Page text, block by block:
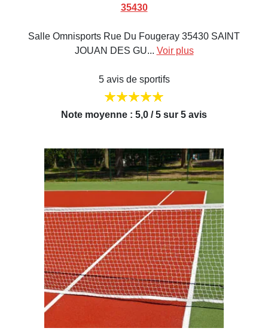
35430
Salle Omnisports Rue Du Fougeray 35430 SAINT
JOUAN DES GU... Voir plus
5 avis de sportifs
Note moyenne : 5,0 / 5 sur 5 avis